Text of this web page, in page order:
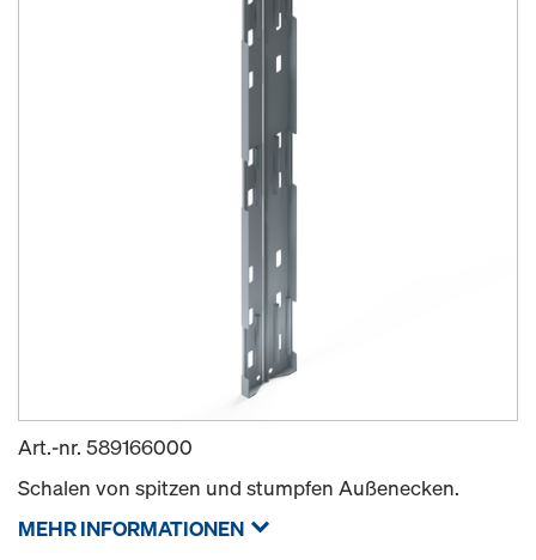
Art.-nr. 589166000
Schalen von spitzen und stumpfen Außenecken.
MEHR INFORMATIONEN